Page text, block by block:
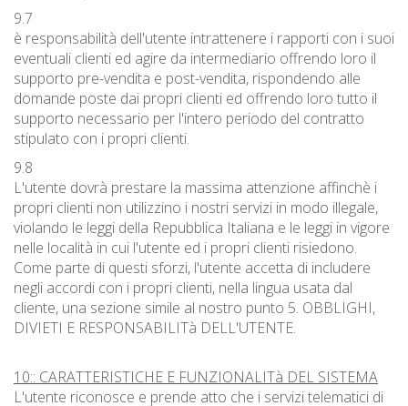
9.7
è responsabilità dell'utente intrattenere i rapporti con i suoi
eventuali clienti ed agire da intermediario offrendo loro il
supporto pre-vendita e post-vendita, rispondendo alle
domande poste dai propri clienti ed offrendo loro tutto il
supporto necessario per l'intero periodo del contratto
stipulato con i propri clienti.
9.8
L'utente dovrà prestare la massima attenzione affinchè i
propri clienti non utilizzino i nostri servizi in modo illegale,
violando le leggi della Repubblica Italiana e le leggi in vigore
nelle località in cui l'utente ed i propri clienti risiedono.
Come parte di questi sforzi, l'utente accetta di includere
negli accordi con i propri clienti, nella lingua usata dal
cliente, una sezione simile al nostro punto 5. OBBLIGHI,
DIVIETI E RESPONSABILITà DELL'UTENTE.
10:: CARATTERISTICHE E FUNZIONALITà DEL SISTEMA
L'utente riconosce e prende atto che i servizi telematici di